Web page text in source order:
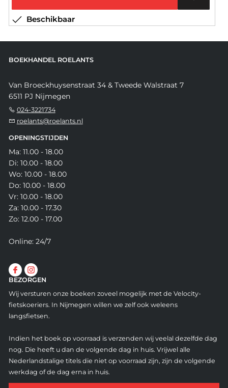
Beschikbaar
BOEKHANDEL ROELANTS
Van Broeckhuysenstraat 34 & Tweede Walstraat 7
6511 PJ Nijmegen
024-3221734
roelants@roelants.nl
OPENINGSTIJDEN
Ma: 11.00 - 18.00
Di: 10.00 - 18.00
Wo: 10.00 - 18.00
Do: 10.00 - 18.00
Vr: 10.00 - 18.00
Za: 10.00 - 17.30
Zo: 12.00 - 17.00
Online: 24/7
BEZORGEN
Wij versturen onze boeken zoveel mogelijk met de Velocity-
fietskoeriers. In Nijmegen willen we zelf ook weleens
langsfietsen.
Indien het boek op voorraad is verzenden wij veelal dezelfde dag
nog. Die heeft u dan de volgende dag in huis. Vrijwel alle
Nederlandstalige titels die niet op voorraad zijn, zijn de volgende
werkdag of de dag erna in huis.